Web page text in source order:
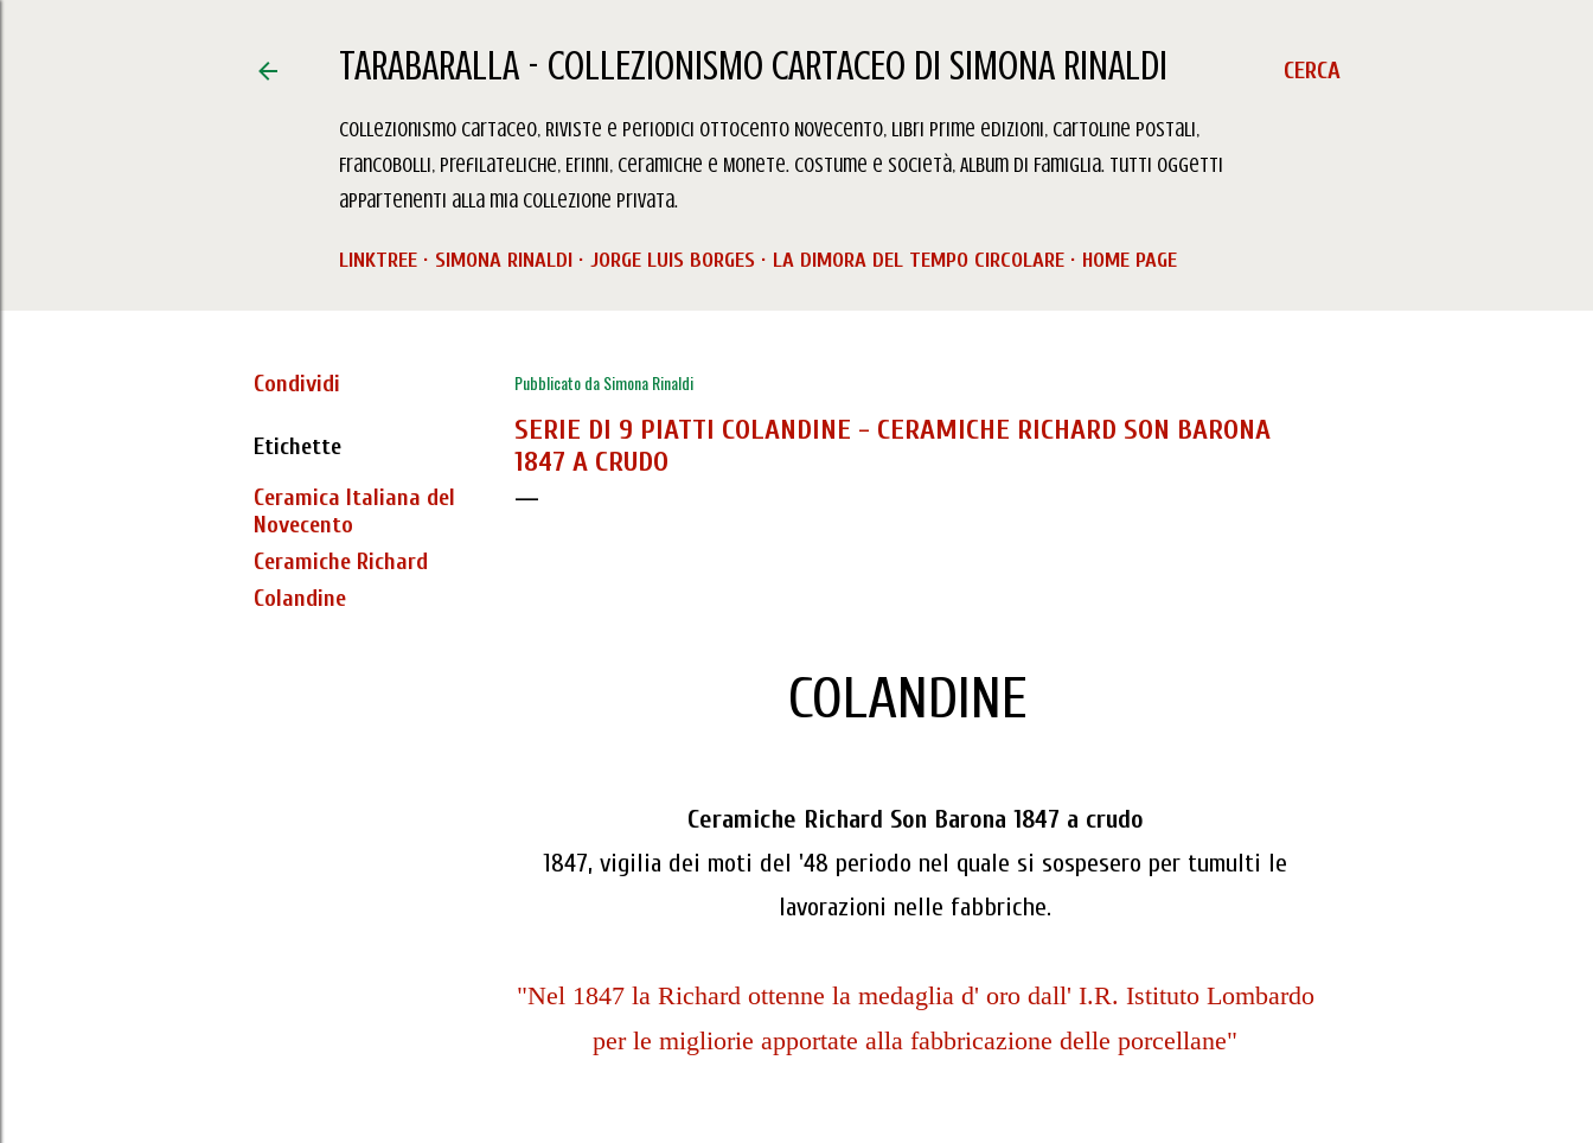
CERCA
TARABARALLA - COLLEZIONISMO CARTACEO DI SIMONA RINALDI
Collezionismo Cartaceo, Riviste e Periodici Ottocento Novecento, Libri prime edizioni, Cartoline Postali,
Francobolli, Prefilateliche, Erinni, Ceramiche e Monete. Costume e Società, Album di Famiglia. Tutti oggetti
appartenenti alla mia collezione privata.
LINKTREE SIMONA RINALDI JORGE LUIS BORGES LA DIMORA DEL TEMPO CIRCOLARE HOME PAGE
Condividi
Etichette
Ceramica Italiana del
Novecento
Ceramiche Richard
Colandine
Pubblicato daSimona Rinaldi
SERIE DI 9 PIATTI COLANDINE - CERAMICHE RICHARD SON BARONA
1847 A CRUDO
COLANDINE
Ceramiche Richard Son Barona 1847 a crudo
1847, vigilia dei moti del '48 periodo nel quale si sospesero per tumulti le
lavorazioni nelle fabbriche.
"Nel 1847 la Richard ottenne la medaglia d' oro dall' I.R. Istituto Lombardo
per le migliorie apportate alla fabbricazione delle porcellane"